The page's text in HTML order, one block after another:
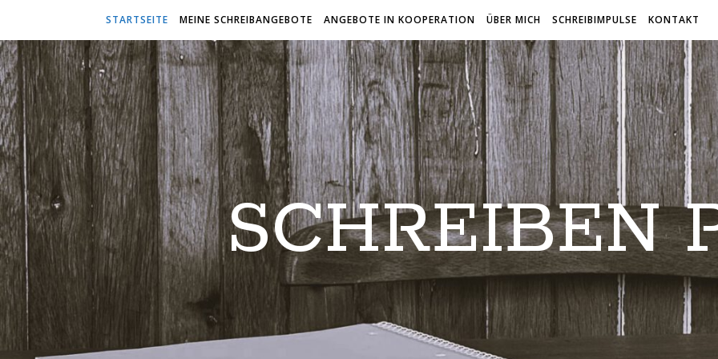
STARTSEITE MEINE SCHREIBANGEBOTE ANGEBOTE IN KOOPERATION ÜBER MICH SCHREIBIMPULSE KONTAKT
SCHREIBEN